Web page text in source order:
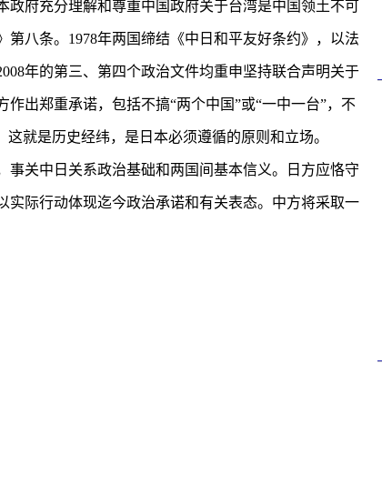
政府充分理解和尊重中国政府关于台湾是中国领土不可
八条。1978年两国缔结《中日和平友好条约》，以法
年的第三、第四个政治文件均重申坚持联合声明关于
出郑重承诺，包括不搞“两个中国”或“一中一台”，不
就是历史经纬，是日本必须遵循的原则和立场。
关中日关系政治基础和两国间基本信义。日方应恪守
实际行动体现迄今政治承诺和有关表态。中方将采取一